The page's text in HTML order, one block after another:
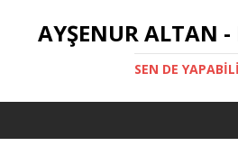
AYŞENUR ALTAN -
SEN DE